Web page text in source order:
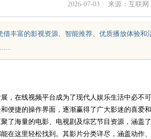
2026-07-03 来源：互联网
借丰富的影视资源、智能推荐、优质播放体验
，在线视频平台成为了现代人娱乐生活中必不
便捷的操作界面，逐渐赢得了广大影迷的喜爱
了海量的电影、电视剧及综艺节目资源，涵
在这里轻松找到。其影片分类详尽，涵盖动作
究竟藏着哪些行业秘诀？